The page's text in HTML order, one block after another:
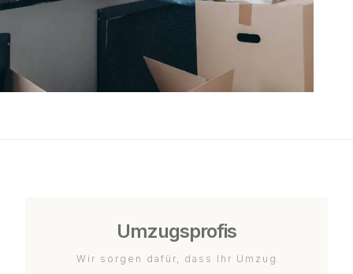
Umzugsprofis
Wir sorgen dafür, dass Ihr Umzug